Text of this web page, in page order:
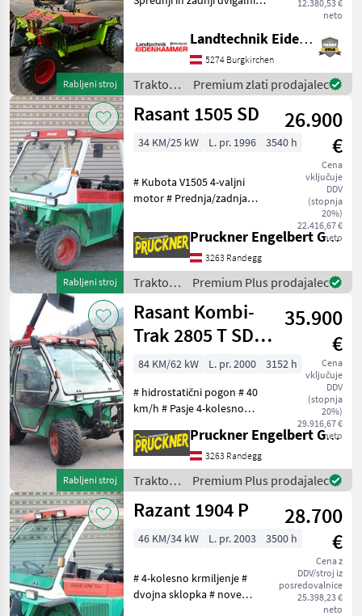
Rabljeni stroj
12.380,53 €
neto
26x12 00.12 - Takoj
pripravljen za vožnjo !!
LOKACIJA: ST. VEIT IM
Landtechnik Eidenhammer GmbH
5274 Burgkirchen
Traktor /
Rasant
Premium zlati prodajalec
Rabljeni stroj
Rasant 1505 SD
26.900
€
Cena
vključuje
DDV
(stopnja
20%)
22.416,67 €
neto
34 KM/25 kW L. pr. 1996 3540 h
# Kubota V1505 4-valjni
motor # Prednja/zadnja
PTO # 3. Krmilno vezje
(priključki dw spredaj in
zadaj) # Vrh z
vetrobranskim steklom
Pruckner Engelbert GmbH
3263 Randegg
Traktor /
Rasant
Premium Plus prodajalec
Rabljeni stroj
Rasant Kombi-
Trak 2805 T SD 4
Hydro
35.900
€
Cena
vključuje
DDV
(stopnja
20%)
29.916,67 €
neto
84 KM/62 kW L. pr. 2000
3152 h
# hidrostatični pogon # 40
km/h # Pasje 4-kolesno
klimatsko napravo # Motor
Kubota V3300 T #4-kolesna
zavora # Dokumenti vozila
niso na
Pruckner Engelbert GmbH
3263 Randegg
Traktor /
Rasant
Premium Plus prodajalec
Razant 1904 P
28.700
€
Cena z
DDV/stroj iz
posredovalnice
25.398,23 €
neto
46 KM/34 kW L. pr. 2003 3500 h
# 4-kolesno krmiljenje #
dvojna sklopka # nove